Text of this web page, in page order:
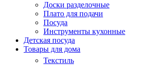
Доски разделочные
Плато для подачи
Посуда
Инструменты кухонные
Детская посуда
Товары для дома
Текстиль